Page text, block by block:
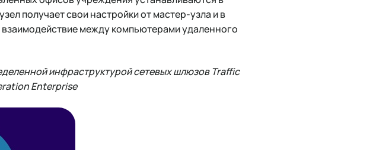
получает свои настройки от мастер-узла и в
между компьютерами удаленного
инфраструктурой сетевых шлюзов Traffic
Enterprise